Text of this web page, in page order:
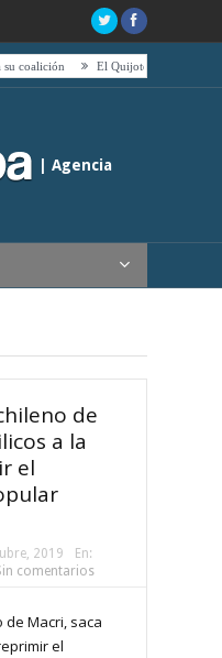
El Quijote, tetas, timbales y café
| Agencia
Aires
de
a la
el
2019
En:
comentarios